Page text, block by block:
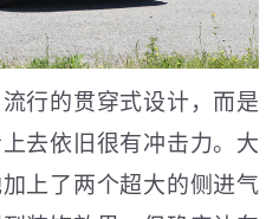
行的贯穿式设计，而是
去依旧很有冲击力。大
上了两个超大的侧进气